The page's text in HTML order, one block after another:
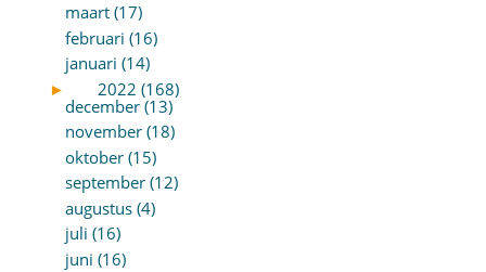
maart (17)
februari (16)
januari (14)
►
2022 (168)
december (13)
november (18)
oktober (15)
september (12)
augustus (4)
juli (16)
juni (16)